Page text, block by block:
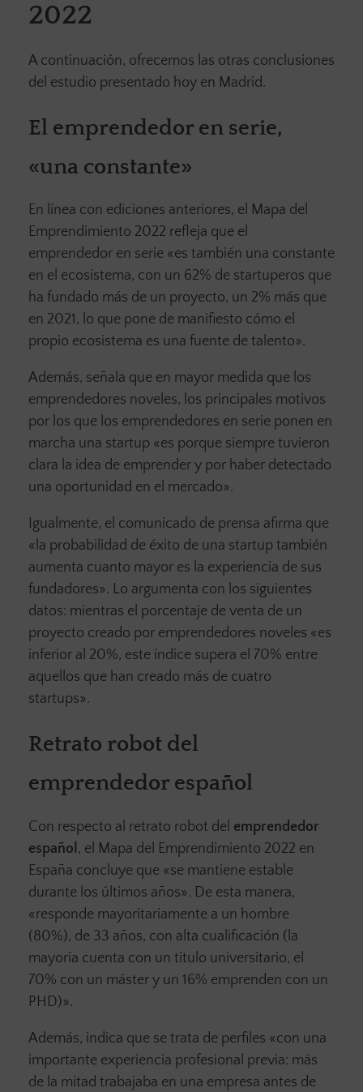
2022
A continuación, ofrecemos las otras conclusiones
del estudio presentado hoy en Madrid.
El emprendedor en serie,
«una constante»
En línea con ediciones anteriores, el Mapa del
Emprendimiento 2022 refleja que el
emprendedor en serie «es también una constante
en el ecosistema, con un 62% de startuperos que
ha fundado más de un proyecto, un 2% más que
en 2021, lo que pone de manifiesto cómo el
propio ecosistema es una fuente de talento».
Además, señala que en mayor medida que los
emprendedores noveles, los principales motivos
por los que los emprendedores en serie ponen en
marcha una startup «es porque siempre tuvieron
clara la idea de emprender y por haber detectado
una oportunidad en el mercado».
Igualmente, el comunicado de prensa afirma que
«la probabilidad de éxito de una startup también
aumenta cuanto mayor es la experiencia de sus
fundadores». Lo argumenta con los siguientes
datos: mientras el porcentaje de venta de un
proyecto creado por emprendedores noveles «es
inferior al 20%, este índice supera el 70% entre
aquellos que han creado más de cuatro
startups».
Retrato robot del
emprendedor español
Con respecto al retrato robot del emprendedor
español , el Mapa del Emprendimiento 2022 en
España concluye que «se mantiene estable
durante los últimos años». De esta manera,
«responde mayoritariamente a un hombre
(80%), de 33 años, con alta cualificación (la
mayoría cuenta con un título universitario, el
70% con un máster y un 16% emprenden con un
PHD)».
Además, indica que se trata de perfiles «con una
importante experiencia profesional previa: más
de la mitad trabajaba en una empresa antes de